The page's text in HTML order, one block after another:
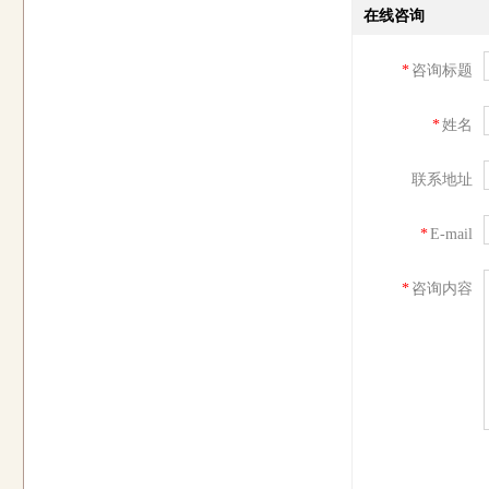
在线咨询
* 咨询标题
*姓名
联系地址
*E-mail
* 咨询内容